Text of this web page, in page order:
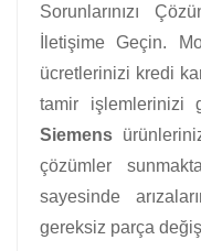
Sorunlarınızı
İletişime Geçin.
ücretlerinizi kredi
tamir işlemlerinizi
Siemens
çözümler
sayesinde
gereksiz parça